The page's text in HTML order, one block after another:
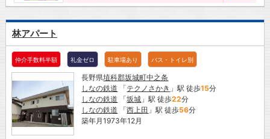
林アパート
仲介手数料半額 礼金ゼロ 駐車場あり バス・トイレ別
長野県埴科郡坂城町中之条
しなの鉄道 「テクノさかき 」駅 徒歩15分
しなの鉄道 「坂城 」駅 徒歩22分
しなの鉄道 「西上田 」駅 徒歩56分
築年月1973年12月